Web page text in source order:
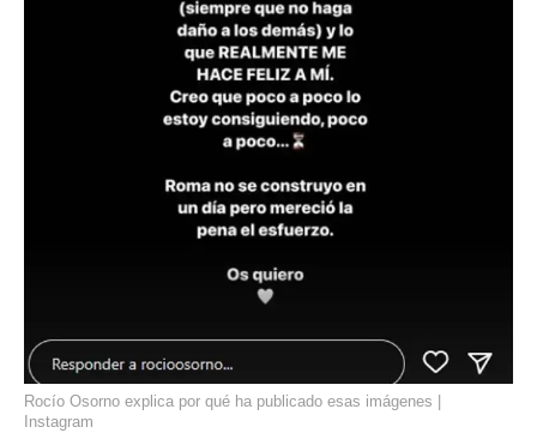
Rocío Osorno explica por qué ha publicado esas imágenes |
Instagram